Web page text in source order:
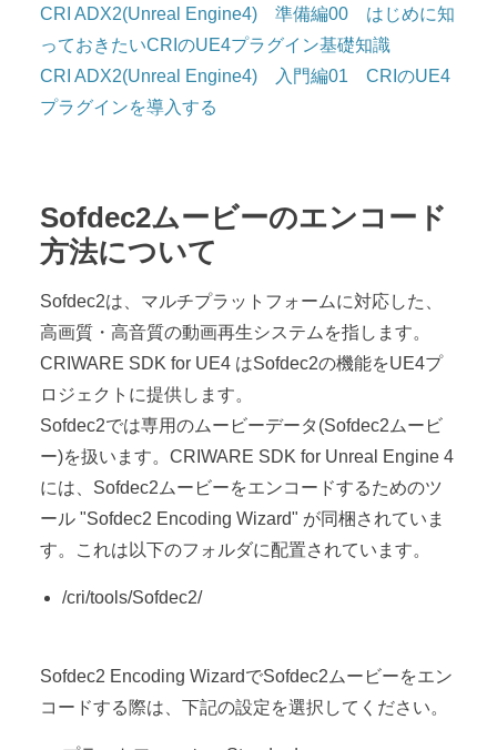
CRI ADX2(Unreal Engine4) 準備編00 はじめに知
っておきたいCRIのUE4プラグイン基礎知識
CRI ADX2(Unreal Engine4) 入門編01 CRIのUE4
プラグインを導入する
Sofdec2ムービーのエンコード
方法について
Sofdec2は、マルチプラットフォームに対応した、
高画質・高音質の動画再生システムを指します。
CRIWARE SDK for UE4 はSofdec2の機能をUE4プ
ロジェクトに提供します。
Sofdec2では専用のムービーデータ(Sofdec2ムービ
ー)を扱います。CRIWARE SDK for Unreal Engine 4
には、Sofdec2ムービーをエンコードするためのツ
ール "Sofdec2 Encoding Wizard" が同梱されていま
す。これは以下のフォルダに配置されています。
/cri/tools/Sofdec2/
Sofdec2 Encoding WizardでSofdec2ムービーをエン
コードする際は、下記の設定を選択してください。